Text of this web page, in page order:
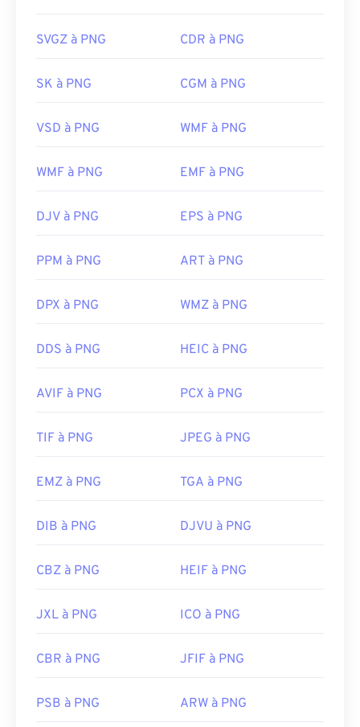
lisibles sur tous les navigateurs web. Si vous
PNG, utilisez nos convertisseursPNG vers JPG
Photoshopsont utiles pour ouvrir et modifier les
plus volumineux que les autres types de fichiers ;
fichiers PNG est la possibilité de créer de la
plan transparent.
Sortie initiale :
1er octobre 1996
Article de LifeWire sur les PNG
Utilisez notre
sélecteur de couleurspour choisir
SVGZ à PNG CDR à PNG
SK à PNG CGM à PNG
VSD à PNG WMF à PNG
WMF à PNG EMF à PNG
DJV à PNG EPS à PNG
PPM à PNG ART à PNG
DPX à PNG WMZ à PNG
DDS à PNG HEIC à PNG
AVIF à PNG PCX à PNG
TIF à PNG JPEG à PNG
EMZ à PNG TGA à PNG
DIB à PNG DJVU à PNG
CBZ à PNG HEIF à PNG
JXL à PNG ICO à PNG
CBR à PNG JFIF à PNG
PSB à PNG ARW à PNG